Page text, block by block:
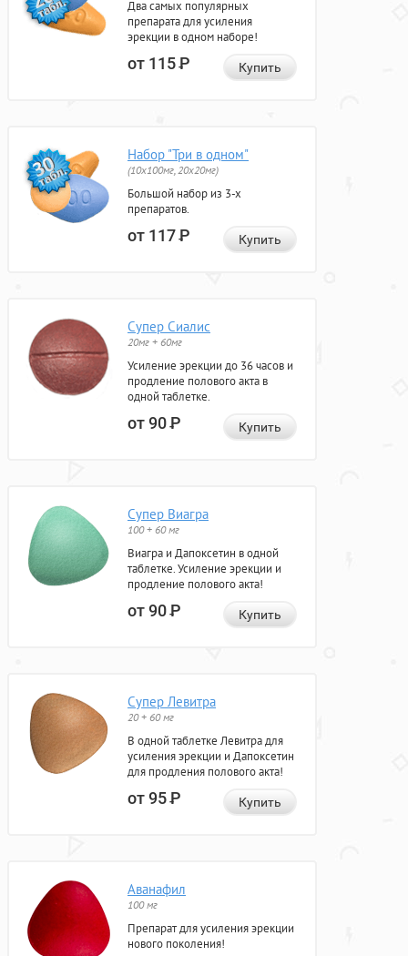
Два самых популярных
препарата для усиления
эрекции в одном наборе!
от 115Р Купить
Набор "Три в одном"
(10x100мг, 20x20мг)
Большой набор из 3-х
препаратов.
от 117Р Купить
Супер Сиалис
20мг + 60мг
Усиление эрекции до 36 часов и
продление полового акта в
одной таблетке.
от 90Р Купить
Супер Виагра
100 + 60 мг
Виагра и Дапоксетин в одной
таблетке. Усиление эрекции и
продление полового акта!
от 90Р Купить
Супер Левитра
20 + 60 мг
В одной таблетке Левитра для
усиления эрекции и Дапоксетин
для продления полового акта!
от 95Р Купить
Аванафил
100 мг
Препарат для усиления эрекции
нового поколения!